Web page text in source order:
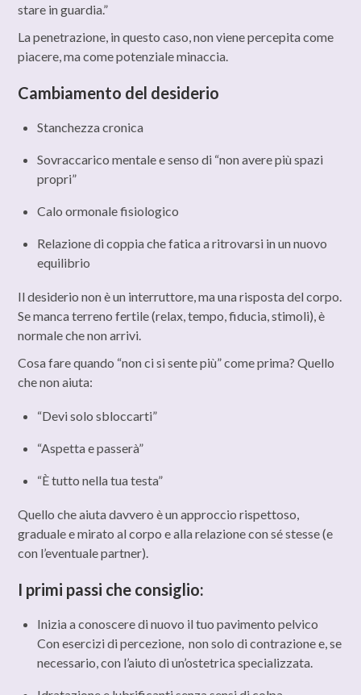
stare in guardia.”
La penetrazione, in questo caso, non viene percepita come
piacere, ma come potenziale minaccia.
Cambiamento del desiderio
Stanchezza cronica
Sovraccarico mentale e senso di “non avere più spazi
propri”
Calo ormonale fisiologico
Relazione di coppia che fatica a ritrovarsi in un nuovo
equilibrio
Il desiderio non è un interruttore, ma una risposta del corpo.
Se manca terreno fertile (relax, tempo, fiducia, stimoli), è
normale che non arrivi.
Cosa fare quando “non ci si sente più” come prima? Quello
che non aiuta:
“Devi solo sbloccarti”
“Aspetta e passerà”
“È tutto nella tua testa”
Quello che aiuta davvero è un approccio rispettoso,
graduale e mirato al corpo e alla relazione con sé stesse (e
con l’eventuale partner).
I primi passi che consiglio:
Inizia a conoscere di nuovo il tuo pavimento pelvico
Con esercizi di percezione, non solo di contrazione e, se
necessario, con l’aiuto di un’ostetrica specializzata.